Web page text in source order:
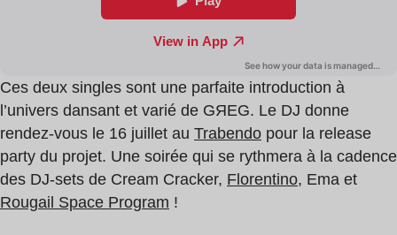
Ces deux singles sont une parfaite introduction à
l’univers dansant et varié de GЯEG. Le DJ donne
rendez-vous le 16 juillet au Trabendo pour la release
party du projet. Une soirée qui se rythmera à la cadence
des DJ-sets de Cream Cracker, Florentino, Ema et
Rougail Space Program !